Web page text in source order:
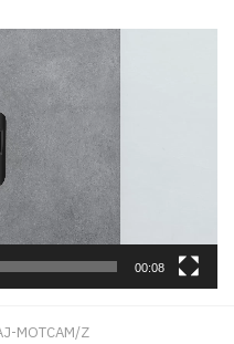
00:08
MOTCAM/Z